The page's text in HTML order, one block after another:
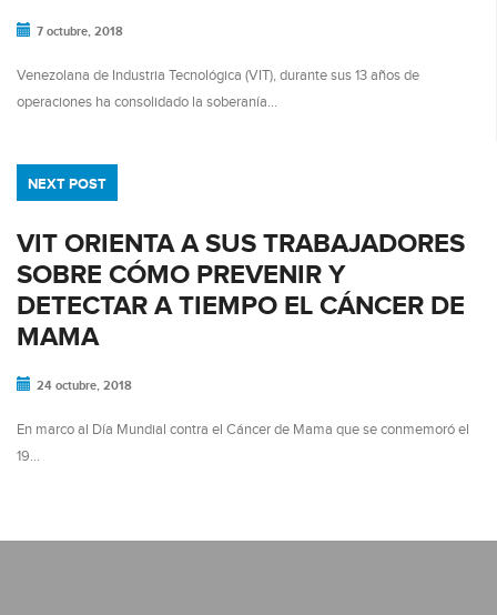
7 octubre, 2018
Venezolana de Industria Tecnológica (VIT), durante sus 13 años de
operaciones ha consolidado la soberanía…
NEXT POST
VIT ORIENTA A SUS TRABAJADORES
SOBRE CÓMO PREVENIR Y
DETECTAR A TIEMPO EL CÁNCER DE
MAMA
24 octubre, 2018
En marco al Día Mundial contra el Cáncer de Mama que se conmemoró el
19…